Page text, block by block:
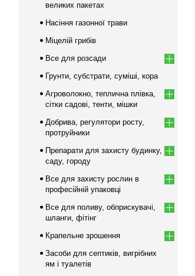
великих пакетах
Насіння газонної трави
Міцелій грибів
Все для розсади
Грунти, субстрати, суміші, кора
Агроволокно, теплична плівка,
сітки садові, тенти, мішки
Добрива, регулятори росту,
протруйники
Препарати для захисту будинку,
саду, городу
Все для захисту рослин в
професійній упаковці
Все для поливу, обприскувачі,
шланги, фітінг
Крапельне зрошення
Засоби для септиків, вигрібних
ям і туалетів